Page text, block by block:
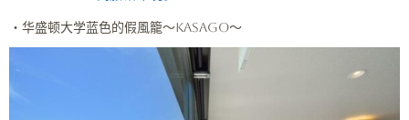
・华盛顿大学蓝色的假風籠～kasago～